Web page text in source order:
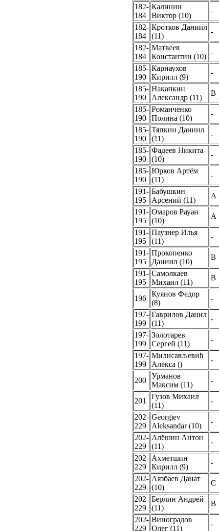
182-
184
Калинин
Виктор (10)
-
182-
184
Кротков Даниил
(11)
-
182-
184
Матвеев
Константин (10)
-
185-
190
Карнаухов
Кирилл (9)
-
185-
190
Накапкин
Александр (11)
B
185-
190
Романченко
Полина (10)
-
185-
190
Тяпкин Даниил
(11)
-
185-
190
Фадеев Никита
(10)
-
185-
190
Юрков Артём
(11)
-
191-
195
Бабушкин
Арсений (11)
A
191-
195
Омаров Рауан
(10)
A
191-
195
Паузнер Илья
(11)
-
191-
195
Прокопенко
Даниил (10)
B
191-
195
Самолкаев
Михаил (11)
B
196
Куянов Федор
(8)
-
197-
199
Гаврилов Данил
(11)
-
197-
199
Золотарев
Сергей (11)
-
197-
199
Милисављевић
Алекса ()
-
200
Урманов
Максим (11)
-
201
Гузов Михаил
(11)
-
202-
229
Georgiev
Aleksandar (10)
-
202-
229
Алёшин Антон
(11)
-
202-
229
Ахметшин
Кирилл (9)
-
202-
229
Аязбаев Данат
(10)
C
202-
229
Берлин Андрей
(11)
B
202-
229
Виноградов
Олег (11)
-